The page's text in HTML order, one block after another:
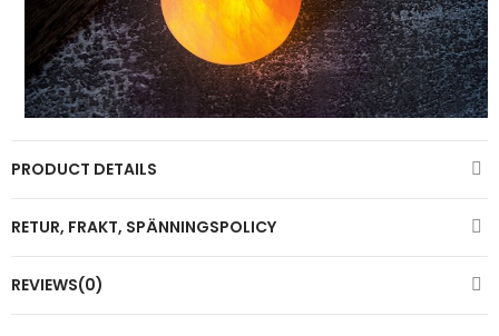
PRODUCT DETAILS
RETUR, FRAKT, SPÄNNINGSPOLICY
REVIEWS(0)